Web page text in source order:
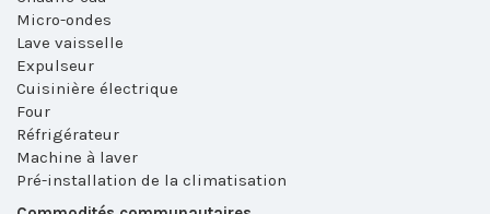
Micro-ondes
Lave vaisselle
Expulseur
Cuisinière électrique
Four
Réfrigérateur
Machine à laver
Pré-installation de la climatisation